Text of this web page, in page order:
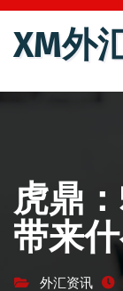
跳
XM外
虎鼎
带来
外汇资讯